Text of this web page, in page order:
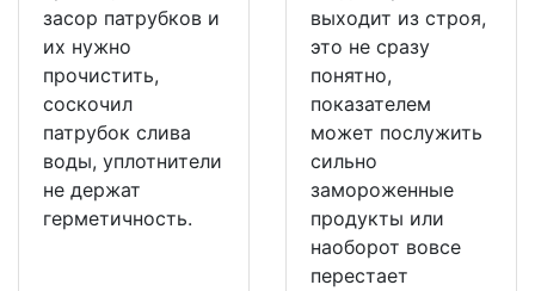
засор патрубков и
их нужно
прочистить,
соскочил
патрубок слива
воды, уплотнители
не держат
герметичность.
выходит из строя,
это не сразу
понятно,
показателем
может послужить
сильно
замороженные
продукты или
наоборот вовсе
перестает